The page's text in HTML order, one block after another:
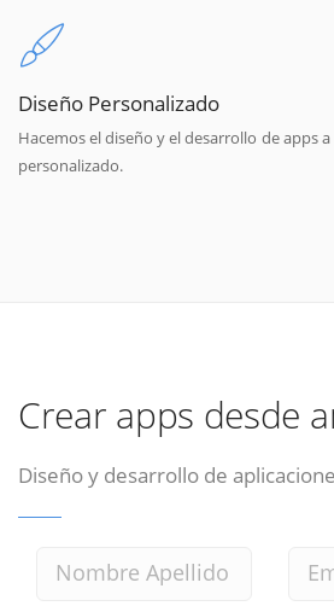
Diseño Personalizado
Hacemos el diseño y el desarrollo de apps
personalizado.
Crear apps desde
Diseño y desarrollo de